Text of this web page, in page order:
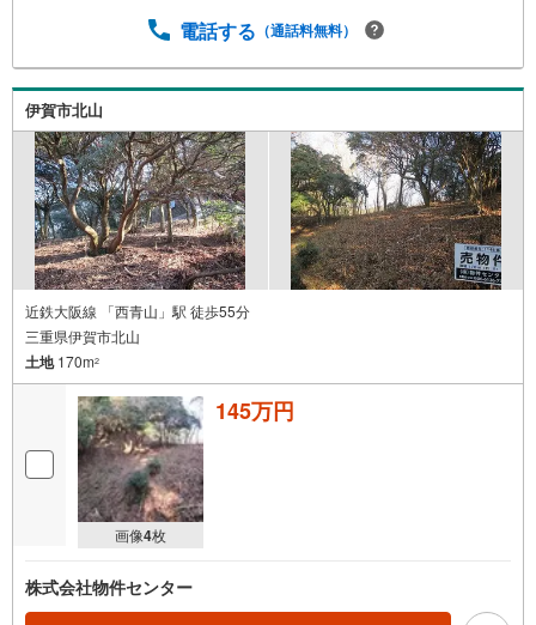
電話する （通話料無料）
伊賀市北山
近鉄大阪線 「西青山」駅 徒歩55分
三重県伊賀市北山
土地170m2
画像4枚
145万円
株式会社物件センター